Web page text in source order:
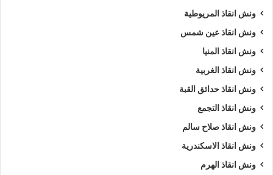
ونش انقاذ المريوطية
ونش انقاذ عين شمس
ونش انقاذ المنيا
ونش انقاذ الغربية
ونش انقاذ حدائق القبة
ونش انقاذ التجمع
ونش انقاذ صلاح سالم
ونش انقاذ الاسكندرية
ونش انقاذ الهرم